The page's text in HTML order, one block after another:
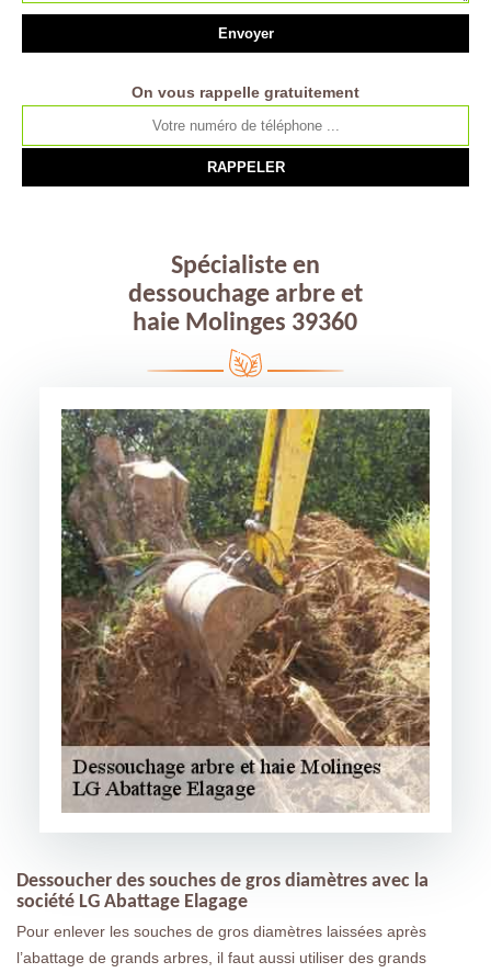
On vous rappelle gratuitement
Spécialiste en
dessouchage arbre et
haie Molinges 39360
Dessoucher des souches de gros diamètres avec la
société LG Abattage Elagage
Pour enlever les souches de gros diamètres laissées après
l’abattage de grands arbres, il faut aussi utiliser des grands